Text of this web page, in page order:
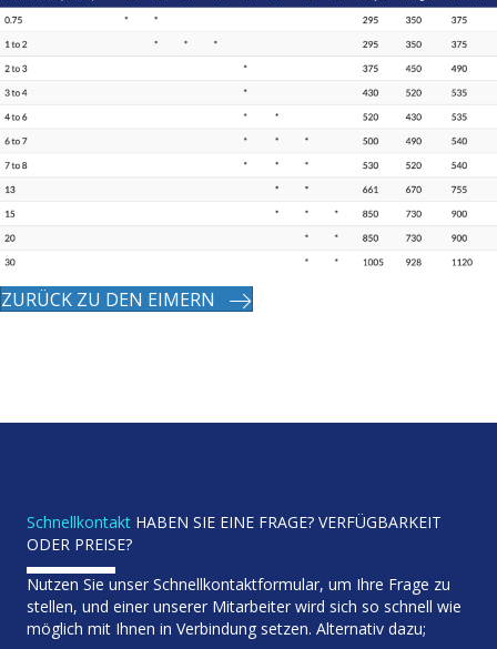
ZURÜCK ZU DEN EIMERN
Schnellkontakt HABEN SIE EINE FRAGE? VERFÜGBARKEIT
ODER PREISE?
Nutzen Sie unser Schnellkontaktformular, um Ihre Frage zu
stellen, und einer unserer Mitarbeiter wird sich so schnell wie
möglich mit Ihnen in Verbindung setzen. Alternativ dazu;